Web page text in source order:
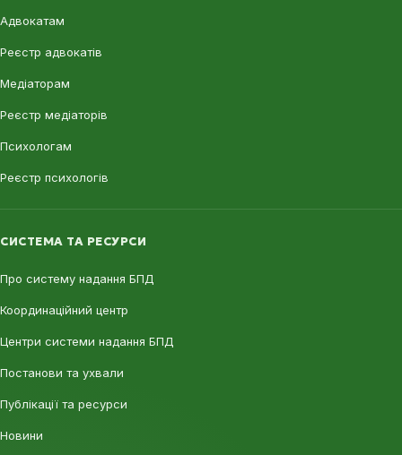
Адвокатам
Реєстр адвокатів
Медіаторам
Реєстр медіаторів
Психологам
Реєстр психологів
СИСТЕМА ТА РЕСУРСИ
Про систему надання БПД
Координаційний центр
Центри системи надання БПД
Постанови та ухвали
Публікації та ресурси
Новини